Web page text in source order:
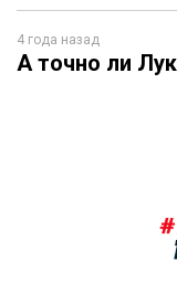
4 года назад
А точно ли